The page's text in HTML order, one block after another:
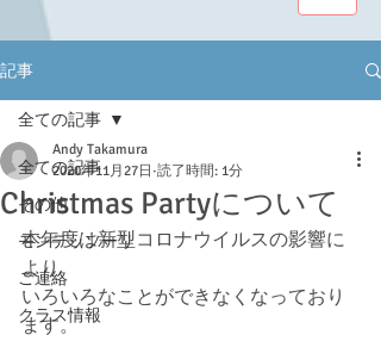
記事
全ての記事
その他
モンテッソーリ
ご連絡
クラス情報
全ての記事
Christmas Partyについて
Andy Takamura
2020年11月27日 読了時間: 1分
本年度は新型コロナウイルスの影響に
より
いろいろなことができなくなっており
ます。